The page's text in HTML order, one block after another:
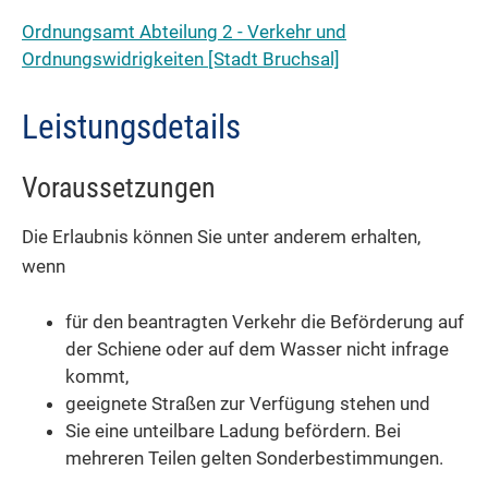
Ordnungsamt Abteilung 2 - Verkehr und
Ordnungswidrigkeiten [Stadt Bruchsal]
Leistungsdetails
Voraussetzungen
Die Erlaubnis können Sie unter anderem erhalten,
wenn
für den beantragten Verkehr die Beförderung auf
der Schiene oder auf dem Wasser nicht infrage
kommt,
geeignete Straßen zur Verfügung stehen und
Sie eine unteilbare Ladung befördern. Bei
mehreren Teilen gelten Sonderbestimmungen.